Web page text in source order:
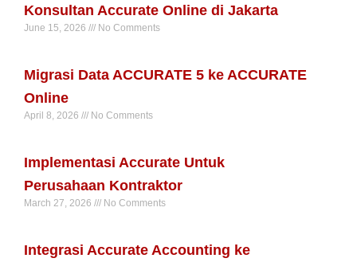
Konsultan Accurate Online di Jakarta
June 15, 2026 No Comments
Migrasi Data ACCURATE 5 ke ACCURATE
Online
April 8, 2026 No Comments
Implementasi Accurate Untuk
Perusahaan Kontraktor
March 27, 2026 No Comments
Integrasi Accurate Accounting ke